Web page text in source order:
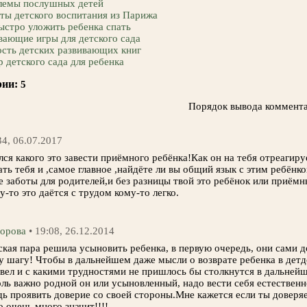
послушных детей
детского воспитания из Парижа
уложить ребенка спать
игры для детского сада
детских развивающих книг
сада для ребенка
5
Порядок вывода
06.07.2017
какого это завести приёмного ребёнка!Как он на тебя
тебя и ,самое главное ,найдёте ли вы общий язык с этим
заботы для родителей,и без разницы твой это ребёнок или
то это даётся с трудом кому-то легко.
• 19:08, 26.12.2014
пара решила усыновить ребенка, в первую очередь, они сами
шагу! Чтобы в дальнейшем даже мысли о возврате ребенка в
и с какими трудностями не пришлось бы столкнутся в
важно родной он или усыновленный, надо вести себя
проявить доверие со своей стороны.Мне кажется если ты